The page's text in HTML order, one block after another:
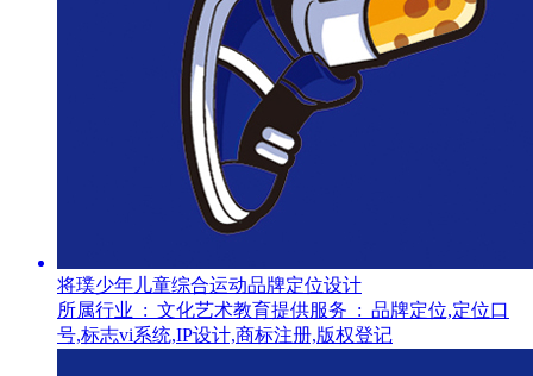
将璞少年儿童综合运动品牌定位设计
所属行业 : 文化艺术教育提供服务 : 品牌定位,定位口
号,标志vi系统,IP设计,商标注册,版权登记